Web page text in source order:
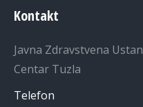
Kontakt
Javna Zdravstvena
Centar Tuzla
Telefon